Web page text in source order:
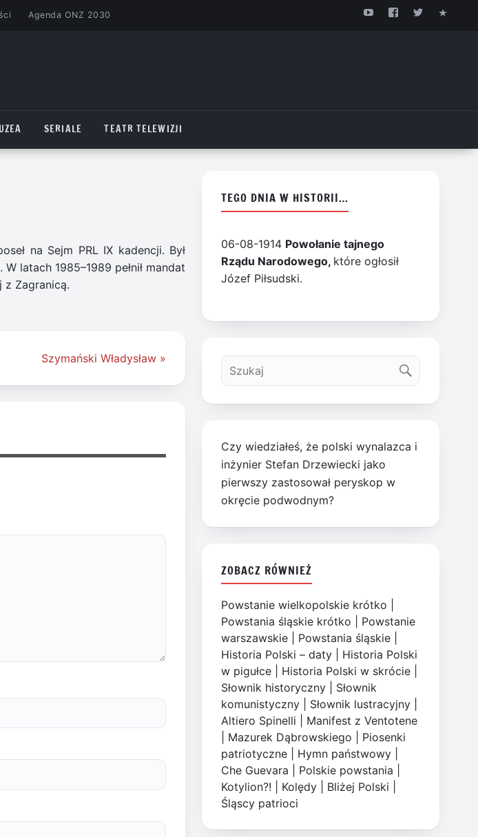
Agenda ONZ 2030
SERIALE TEATR TELEWIZJI
na Sejm PRL IX kadencji. Był
latach 1985–1989 pełnił mandat
z Zagranicą.
Szymański Władysław »
TEGO DNIA W HISTORII…
06-08-1914 Powołanie tajnego
Rządu Narodowego, które ogłosił
Józef Piłsudski.
Czy wiedziałeś, że polski wynalazca i
inżynier Stefan Drzewiecki jako
pierwszy zastosował peryskop w
okręcie podwodnym?
ZOBACZ RÓWNIEŻ
Powstanie wielkopolskie krótko
Powstania śląskie krótko
Powstanie
warszawskie
Powstania śląskie
Historia Polski – daty
Historia Polski
w pigułce
Historia Polski w skrócie
Słownik historyczny
Słownik
komunistyczny
Słownik lustracyjny
Altiero Spinelli
Manifest z Ventotene
Mazurek Dąbrowskiego
Piosenki
patriotyczne
Hymn państwowy
Che Guevara
Polskie powstania
Kotylion?!
Kolędy Bliżej Polski
Śląscy patrioci